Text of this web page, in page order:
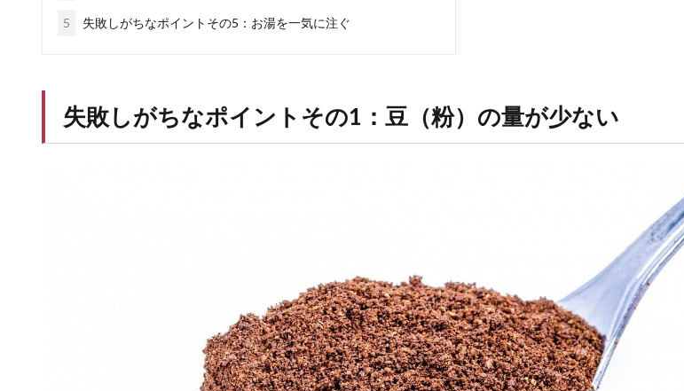
5 失敗しがちなポイントその5：お湯を一気に注ぐ
失敗しがちなポイントその1：豆（粉）の量が少ない